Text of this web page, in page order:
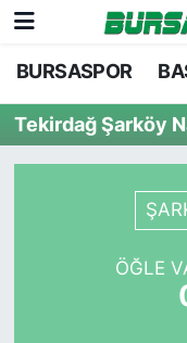
BURSASPOR
Tekirdağ Şarköy
ÖĞLE
Bursaspor
Futbol
Basketbol
Bursa Nöbetçi
Bursa Hava
Bursa
TFF 1.Lig